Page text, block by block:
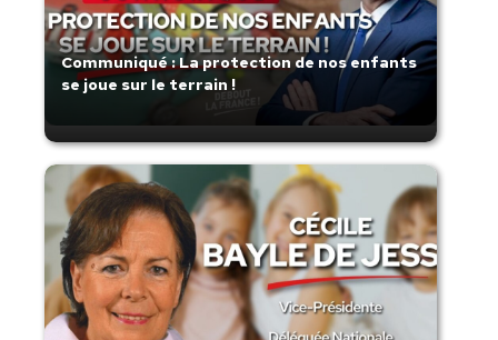
Communiqué : La protection de nos enfants
se joue sur le terrain !